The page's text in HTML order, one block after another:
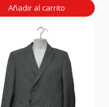
Añadir al carrito